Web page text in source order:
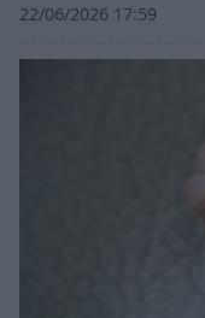
22/06/2026 17:59